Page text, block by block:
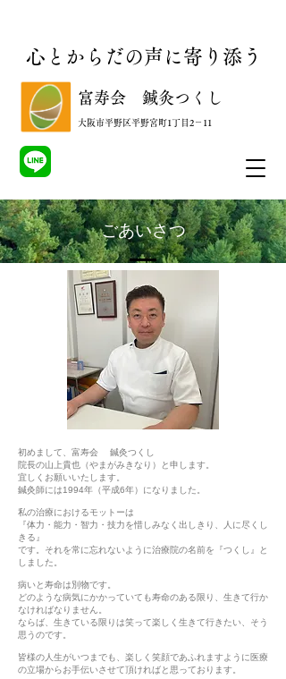
心とからだの声に寄り添う
​富寿会 鍼灸つくし
​大阪市平野区平野宮町1丁目2－11
初めまして、富寿会 鍼灸つくし
院長の山上貴也（やまがみきなり）と申します。
宜しくお願いいたします。
鍼灸師には1994年（平成6年）になりました。
私の治療におけるモットーは
『体力・能力・智力・技力を惜しみなく出しきり、人に尽くし
きる』
です。それを常に忘れないように治療院の名前を『つくし』と
しました。
病いと寿命は別物です。
どのような病気にかかっていても寿命のある限り、 生きて行か
なければなりません。
ならば、生きている限りは笑って楽しく生きて行きたい、そう
思うのです。
皆様の人生がいつまでも、楽しく笑顔であふれますように医療
の立場からお手伝いさせて頂ければと思っております。
​ごあいさつ